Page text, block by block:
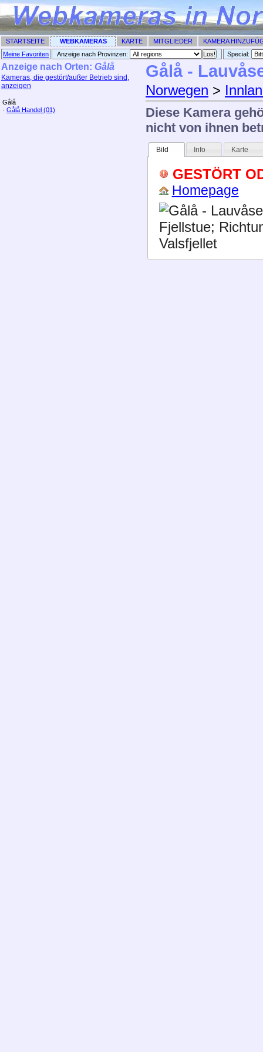
STARTSEITE WEBKAMERAS KARTE MITGLIEDER
KAMERA
Meine Favoriten
Anzeige nach Provinzen: Special: